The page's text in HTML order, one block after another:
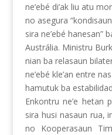
ne’ebé di’ak liu atu
no asegura
sira ne’ebé hanesan”
Austrália. Ministru
nian ba relasaun
ne’ebé kle’an entre
hamutuk ba
Enkontru ne’e hetan
sira husi nasaun rua,
no Kooperasaun